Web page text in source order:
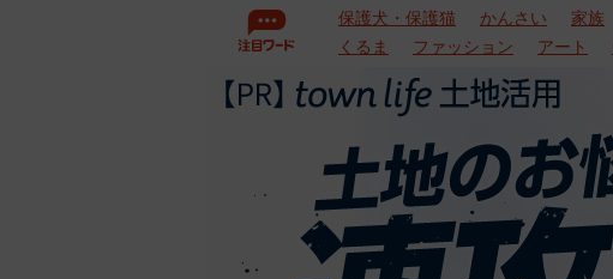
保護犬・保護猫 かんさい 家族
くるま
ファッション アート